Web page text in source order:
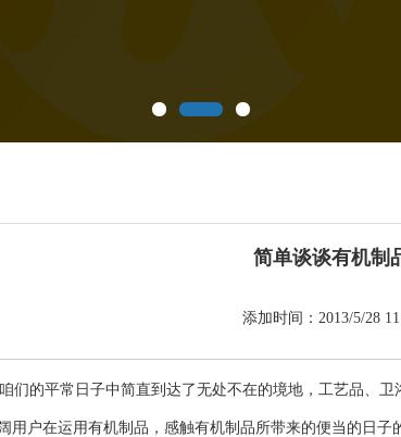
简单谈谈有机制
添加时间：2013/5/28
们的平常日子中简直到达了无处不在的境地，工艺品、
用户在运用有机制品，感触有机制品所带来的便当的日